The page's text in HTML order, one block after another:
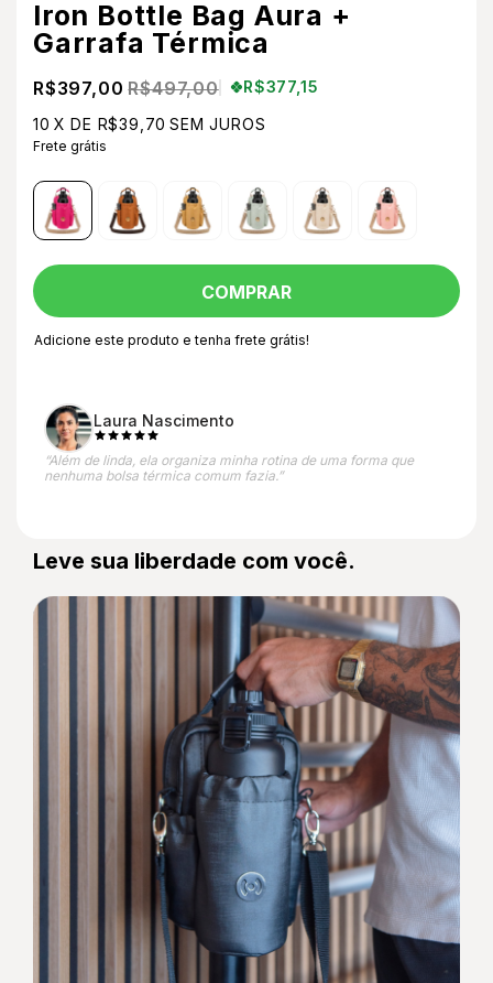
Iron Bottle Bag Aura +
Garrafa Térmica
R$397,00 R$497,00
R$377,15
10 X DE R$39,70 SEM JUROS
Frete grátis
Adicione este produto etenha frete grátis!
Laura Nascimento
“Além de linda, ela organiza minha rotina de uma forma que
nenhuma bolsa térmica comum fazia.”
Leve sua liberdade com você.